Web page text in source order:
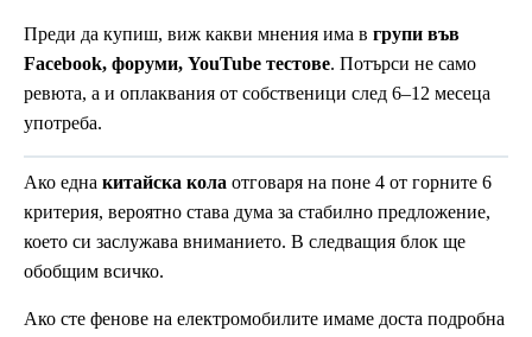
Преди да купиш, виж какви мнения има в групи във
Facebook, форуми, YouTube тестове. Потърси не само
ревюта, а и оплаквания от собственици след 6–12 месеца
употреба.
Ако една китайска кола отговаря на поне 4 от горните 6
критерия, вероятно става дума за стабилно предложение,
което си заслужава вниманието. В следващия блок ще
обобщим всичко.
Ако сте фенове на електромобилите имаме доста подробна